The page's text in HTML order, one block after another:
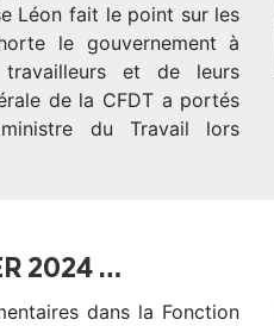
Léon fait le point sur les
le gouvernement à
et de leurs
de la CFDT a portés
du Travail lors
2024 …
dans la Fonction